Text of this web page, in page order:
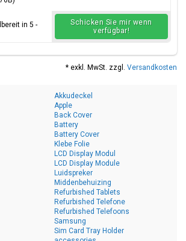
in 5 -
Schicken Sie mir wenn
verfügbar!
* exkl. MwSt. zzgl. Versandkosten
Akkudeckel
Apple
Back Cover
Battery
Battery Cover
Klebe Folie
LCD Display Modul
LCD Display Module
Luidspreker
Middenbehuizing
Refurbished Tablets
Refurbished Telefone
Refurbished Telefoons
Samsung
Sim Card Tray Holder